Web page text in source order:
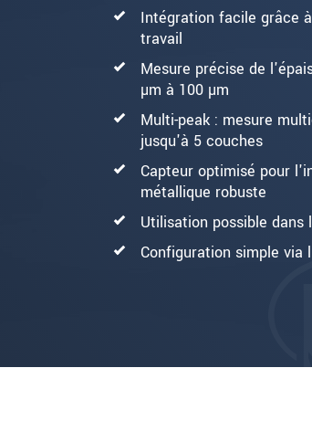
Intégration facile grâce
travail
Mesure précise de
µm à 100 µm
Multi-peak : mesure
jusqu'à 5 couches
Capteur optimisé pour
métallique robuste
Utilisation possible dans
Configuration simple